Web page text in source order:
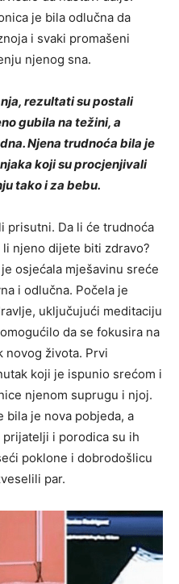
je bila odlučna da
i svaki promašeni
njenog sna.
rezultati su postali
gubila na težini, a
Njena trudnoća bila je
koji su procjenjivali
tako i za bebu.
prisutni. Da li će trudnoća
njeno dijete biti zdravo?
osjećala mješavinu sreće
i odlučna. Počela je
uključujući meditaciju
da se fokusira na
novog života. Prvi
koji je ispunio srećom i
njenom suprugu i njoj.
bila je nova pobjeda, a
i porodica su ih
poklone i dobrodošlicu
par.